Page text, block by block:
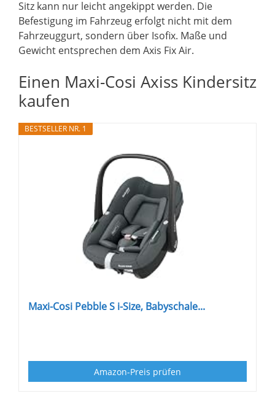
Sitz kann nur leicht angekippt werden. Die
Befestigung im Fahrzeug erfolgt nicht mit dem
Fahrzeuggurt, sondern über Isofix. Maße und
Gewicht entsprechen dem Axis Fix Air.
Einen Maxi-Cosi Axiss Kindersitz
kaufen
BESTSELLER NR. 1
Maxi-Cosi Pebble S i-Size, Babyschale...
Amazon-Preis prüfen